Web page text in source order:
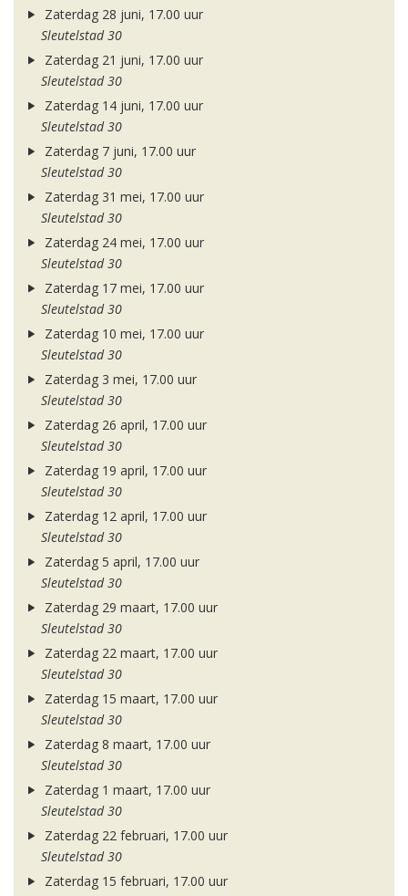
Zaterdag 28 juni, 17.00 uur
Sleutelstad 30
Zaterdag 21 juni, 17.00 uur
Sleutelstad 30
Zaterdag 14 juni, 17.00 uur
Sleutelstad 30
Zaterdag 7 juni, 17.00 uur
Sleutelstad 30
Zaterdag 31 mei, 17.00 uur
Sleutelstad 30
Zaterdag 24 mei, 17.00 uur
Sleutelstad 30
Zaterdag 17 mei, 17.00 uur
Sleutelstad 30
Zaterdag 10 mei, 17.00 uur
Sleutelstad 30
Zaterdag 3 mei, 17.00 uur
Sleutelstad 30
Zaterdag 26 april, 17.00 uur
Sleutelstad 30
Zaterdag 19 april, 17.00 uur
Sleutelstad 30
Zaterdag 12 april, 17.00 uur
Sleutelstad 30
Zaterdag 5 april, 17.00 uur
Sleutelstad 30
Zaterdag 29 maart, 17.00 uur
Sleutelstad 30
Zaterdag 22 maart, 17.00 uur
Sleutelstad 30
Zaterdag 15 maart, 17.00 uur
Sleutelstad 30
Zaterdag 8 maart, 17.00 uur
Sleutelstad 30
Zaterdag 1 maart, 17.00 uur
Sleutelstad 30
Zaterdag 22 februari, 17.00 uur
Sleutelstad 30
Zaterdag 15 februari, 17.00 uur